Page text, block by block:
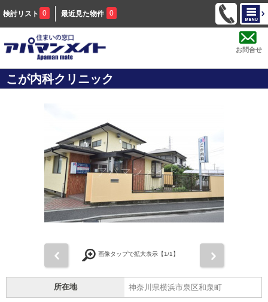
検討リスト 0 最近見た物件 0
お問合せ
こが内科クリニック
画像タップで拡大表示【1/1】
所在地 神奈川県横浜市泉区和泉町